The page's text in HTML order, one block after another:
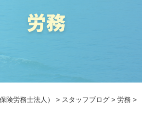
労務
険労務士法人） > スタッフブログ > 労務 >